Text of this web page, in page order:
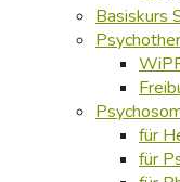
Basiskurs
für
für